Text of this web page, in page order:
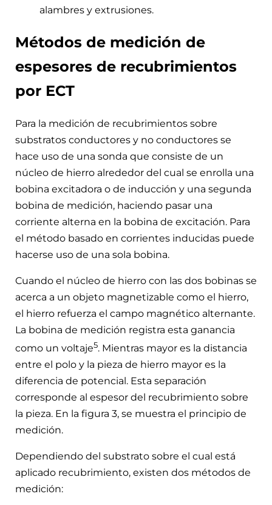
alambres y extrusiones.
Métodos de medición de
espesores de recubrimientos
por ECT
Para la medición de recubrimientos sobre
substratos conductores y no conductores se
hace uso de una sonda que consiste de un
núcleo de hierro alrededor del cual se enrolla una
bobina excitadora o de inducción y una segunda
bobina de medición, haciendo pasar una
corriente alterna en la bobina de excitación. Para
el método basado en corrientes inducidas puede
hacerse uso de una sola bobina.
Cuando el núcleo de hierro con las dos bobinas se
acerca a un objeto magnetizable como el hierro,
el hierro refuerza el campo magnético alternante.
La bobina de medición registra esta ganancia
como un voltaje5. Mientras mayor es la distancia
entre el polo y la pieza de hierro mayor es la
diferencia de potencial. Esta separación
corresponde al espesor del recubrimiento sobre
la pieza. En la figura 3, se muestra el principio de
medición.
Dependiendo del substrato sobre el cual está
aplicado recubrimiento, existen dos métodos de
medición: